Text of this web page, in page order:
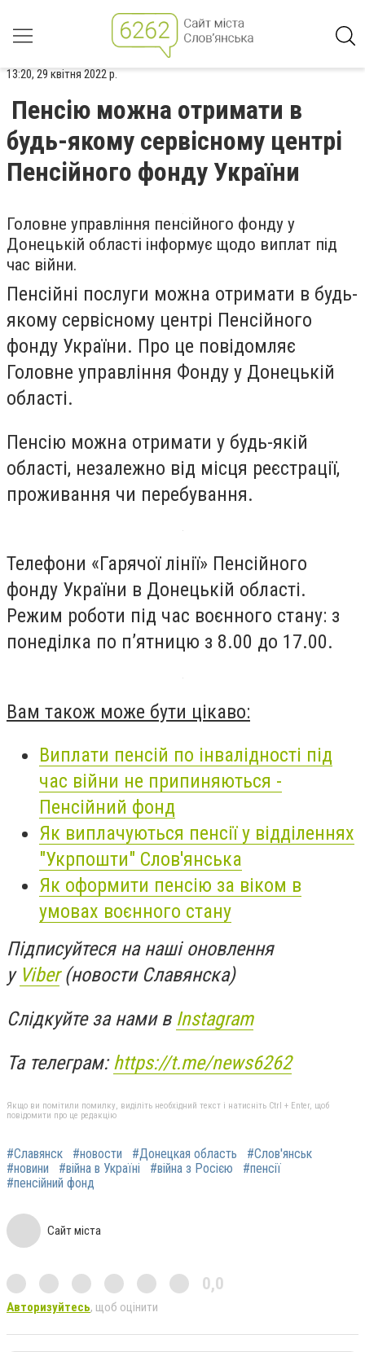
13:20, 29 квітня 2022 р.
Пенсію можна отримати в
будь-якому сервісному центрі
Пенсійного фонду України
Головне управління пенсійного фонду у
Донецькій області інформує щодо виплат під
час війни.
Пенсійні послуги можна отримати в будь-
якому сервісному центрі Пенсійного
фонду України. Про це повідомляє
Головне управління Фонду у Донецькій
області.
Пенсію можна отримати у будь-якій
області, незалежно від місця реєстрації,
проживання чи перебування.
Телефони «Гарячої лінії» Пенсійного
фонду України в Донецькій області.
Режим роботи під час воєнного стану: з
понеділка по п’ятницю з 8.00 до 17.00.
Вам також може бути цікаво:
Виплати пенсій по інвалідності під
час війни не припиняються -
Пенсійний фонд
Як виплачуються пенсії у відділеннях
"Укрпошти" Слов'янська
Як оформити пенсію за віком в
умовах воєнного стану
Підписуйтеся на наші оновлення
у Viber(новости Славянска)
Слідкуйте за нами в Instagram
Та телеграм: https://t.me/news6262
Якщо ви помітили помилку, виділіть необхідний текст і натисніть Ctrl + Enter, щоб
повідомити про це редакцію
#Славянск #новости #Донецкая область
#Слов'янськ
#новини
#війна в Україні #війна з Росією
#пенсії
#пенсійний фонд
Сайт міста
0,0
Авторизуйтесь, щоб оцінити